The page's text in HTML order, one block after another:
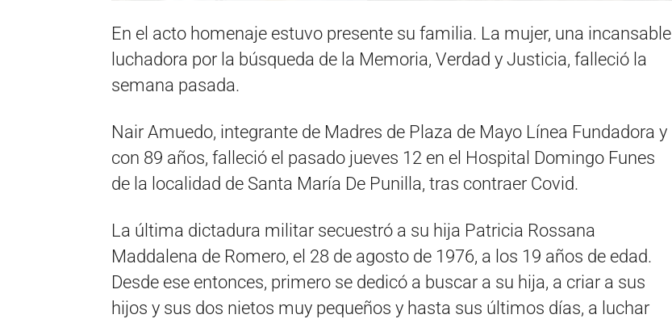
En el acto homenaje estuvo presente su familia. La mujer, una incansable
luchadora por la búsqueda de la Memoria, Verdad y Justicia, falleció la
semana pasada.
Nair Amuedo, integrante de Madres de Plaza de Mayo Línea Fundadora y
con 89 años, falleció el pasado jueves 12 en el Hospital Domingo Funes
de la localidad de Santa María De Punilla, tras contraer Covid.
La última dictadura militar secuestró a su hija Patricia Rossana
Maddalena de Romero, el 28 de agosto de 1976, a los 19 años de edad.
Desde ese entonces, primero se dedicó a buscar a su hija, a criar a sus
hijos y sus dos nietos muy pequeños y hasta sus últimos días, a luchar